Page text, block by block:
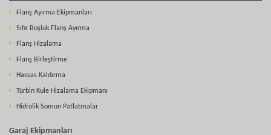
Flanş Ayırma Ekipmanları
Sıfır Boşluk Flanş Ayırma
Flanş Hizalama
Flanş Birleştirme
Hassas Kaldırma
Türbin Kule Hizalama Ekipmanı
Hidrolik Somun Patlatmalar
Garaj Ekipmanları